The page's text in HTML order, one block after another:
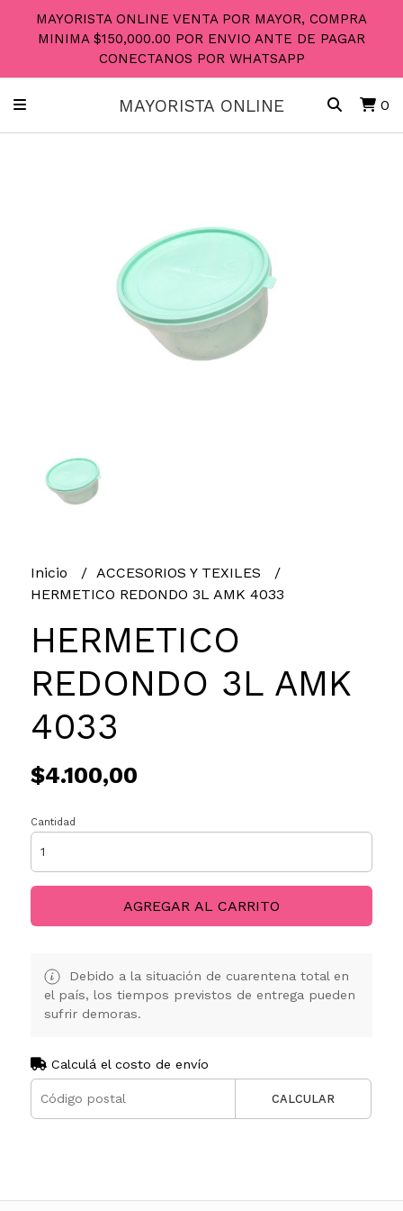
MAYORISTA ONLINE VENTA POR MAYOR, COMPRA
MINIMA $150,000.00 POR ENVIO ANTE DE PAGAR
CONECTANOS POR WHATSAPP
MAYORISTA ONLINE 0
Inicio
ACCESORIOS Y TEXILES
HERMETICO REDONDO 3L AMK 4033
HERMETICO
REDONDO 3L AMK
4033
$4.100,00
Cantidad
AGREGAR AL CARRITO
Debido a la situación de cuarentena total en
el país, los tiempos previstos de entrega pueden
sufrir demoras.
Calculá el costo de envío
CALCULAR